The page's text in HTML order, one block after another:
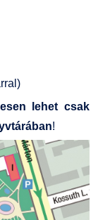
lehet csak
!